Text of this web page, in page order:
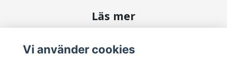
Läs mer
Köpvillkor
Vi använder cookies